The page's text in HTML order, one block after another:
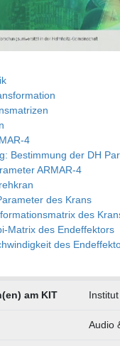
4
Bestimmung der DH
ARMAR-4
des Krans
des
Matrix des Endeffektors
des
am KIT
Audio